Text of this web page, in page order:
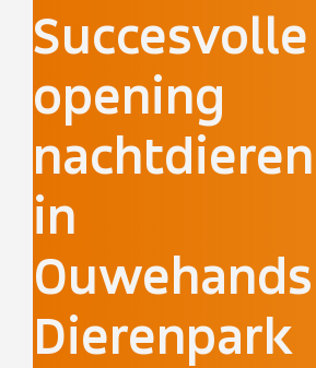
Succesvolle
opening
in
Ouwehands
Dierenpark